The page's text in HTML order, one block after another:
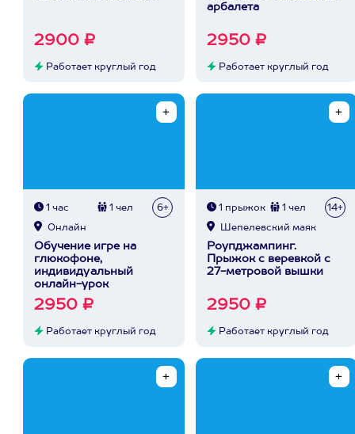
2900 ₽
Работает круглый год
арбалета
2950 ₽
Работает круглый год
1 час 1 чел 6+
Онлайн
Обучение игре на
глюкофоне,
индивидуальный
онлайн-урок
2950 ₽
Работает круглый год
1 прыжок 1 чел 14+
Шепелевский маяк
Роупджампинг.
Прыжок с веревкой с
27-метровой вышки
2950 ₽
Работает круглый год